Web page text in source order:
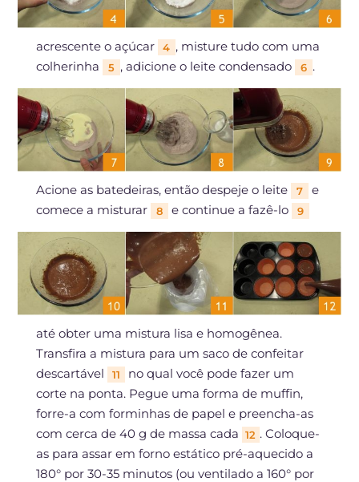
acrescente o açúcar 4 , misture tudo com uma
colherinha
5 , adicione o leite condensado 6 .
Acione as batedeiras, então despeje o leite 7
e
comece a misturar
8 e continue a fazê-lo 9
até obter uma mistura lisa e homogênea.
Transfira a mistura para um saco de confeitar
descartável
11
no qual você pode fazer um
corte na ponta. Pegue uma forma de muffin,
forre-a com forminhas de papel e preencha-as
com cerca de 40 g de massa cada 12 . Coloque-
as para assar em forno estático pré-aquecido a
180° por 30-35 minutos (ou ventilado a 160° por